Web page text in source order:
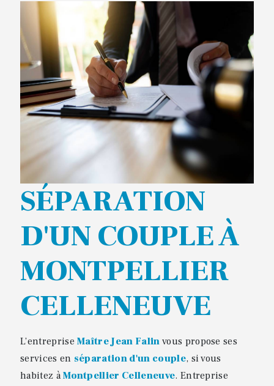
SÉPARATION
D'UN COUPLE À
MONTPELLIER
CELLENEUVE
L’entrepriseMaître Jean Falin vous propose ses
services en séparation d'un couple, si vous
habitez àMontpellier Celleneuve. Entreprise